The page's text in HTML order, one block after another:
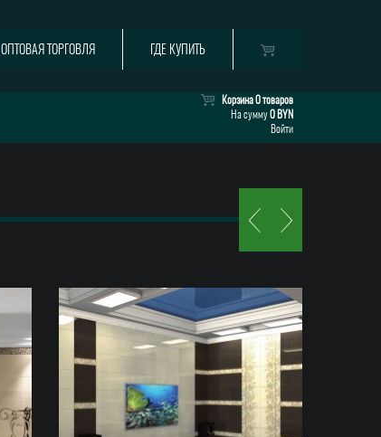
ОПТОВАЯ ТОРГОВЛЯ ГДЕ КУПИТЬ
Корзина0 товаров
На сумму0 BYN
Войти